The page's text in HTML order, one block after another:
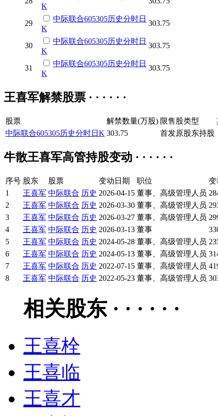
K
29
中际联合605305历史分时日
K
303.75
30
中际联合605305历史分时日
K
303.75
31
中际联合605305历史分时日
K
303.75
王喜军解禁股票 · · · · · ·
股票 解禁数量(万股) 限售股类型
中际联合605305历史分时日K 303.75 首发原股东持股
牛散王喜军高管持股变动 · · · · · ·
序号 股东 股票 变动日期 职位
变
1
王喜军 中际联合 历史 2026-04-15 董事、高级管理人员
2
王喜军 中际联合 历史 2026-03-30 董事、高级管理人员
3
王喜军 中际联合 历史 2026-03-27 董事、高级管理人员
4
王喜军 中际联合 历史 2026-03-13 董事
5
王喜军 中际联合 历史 2024-05-28 董事、高级管理人员
6
王喜军 中际联合 历史 2024-05-13 董事、高级管理人员
7
王喜军 中际联合 历史 2022-07-15 董事、高级管理人员
8
王喜军 中际联合 历史 2022-05-23 董事、高级管理人员
相关股东 · · · · · ·
王喜栓
王喜临
王喜才